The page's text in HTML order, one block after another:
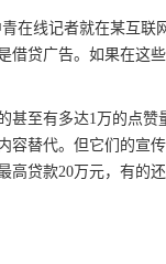
线记者就在某互联
借贷广告。如果在这
至有多达1万的点赞
容替代。但它们的宣
贷款20万元，有的